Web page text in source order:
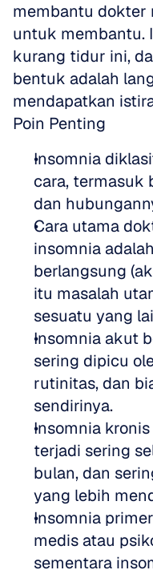
membantu dokter
untuk membantu.
kurang tidur ini,
bentuk adalah
mendapatkan
Poin Penting
Insomnia
cara, termasuk
dan
Cara utama
insomnia
berlangsung
itu masalah
sesuatu yang
Insomnia akut
sering dipicu
rutinitas, dan
sendirinya.
Insomnia
terjadi sering
bulan, dan
yang lebih
Insomnia
medis atau
sementara